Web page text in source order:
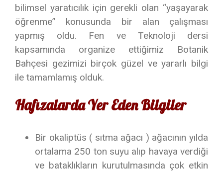
bilimsel yaratıcılık için gerekli olan “yaşayarak
öğrenme” konusunda bir alan çalışması
yapmış oldu. Fen ve Teknoloji dersi
kapsamında organize ettiğimiz Botanik
Bahçesi gezimizi birçok güzel ve yararlı bilgi
ile tamamlamış olduk.
Hafızalarda Yer Eden Bilgiler
Bir okaliptüs ( sıtma ağacı ) ağacının yılda
ortalama 250 ton suyu alıp havaya verdiği
ve bataklıkların kurutulmasında çok etkin